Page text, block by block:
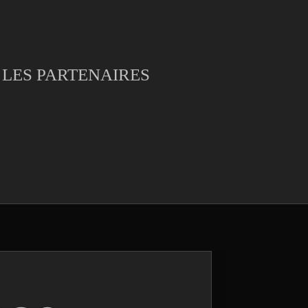
LES PARTENAIRES